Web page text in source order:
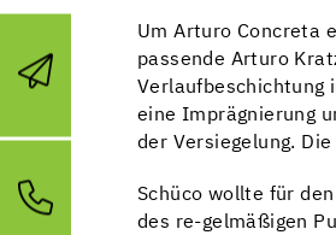
Um Arturo Concreta
passende Arturo
Verlaufbeschichtung
eine Imprägnierung
der Versiegelung.
Schüco wollte für
des re-gelmäßigen